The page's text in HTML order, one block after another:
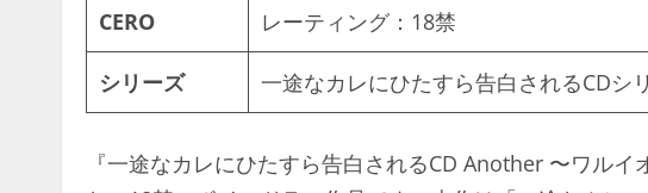
CERO レーティング：18禁
シリーズ 一途なカレにひたすら告白されるCDシ
『一途なカレにひたすら告白されるCD Another 〜ワル